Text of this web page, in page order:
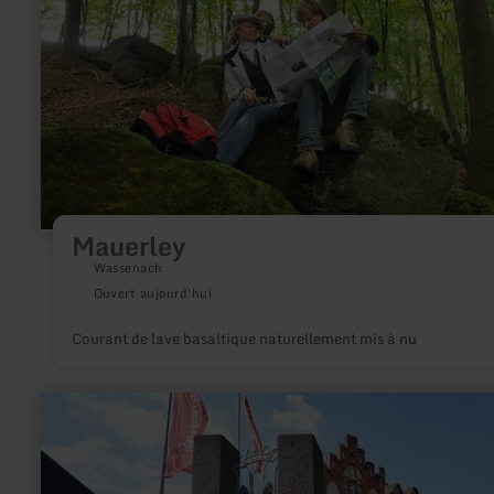
Mauerley
Wassenach
Ouvert aujourd'hui
Courant de lave basaltique naturellement mis à nu
sur
Adenauer